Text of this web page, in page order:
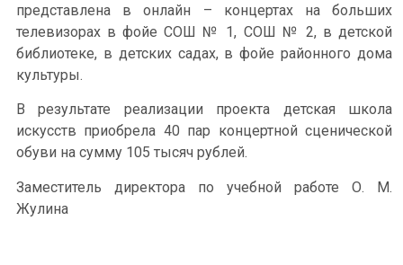
представлена в онлайн – концертах на больших
телевизорах в фойе СОШ № 1, СОШ № 2, в детской
библиотеке, в детских садах, в фойе районного дома
культуры.
В результате реализации проекта детская школа
искусств приобрела 40 пар концертной сценической
обуви на сумму 105 тысяч рублей.
Заместитель директора по учебной работе О. М.
Жулина